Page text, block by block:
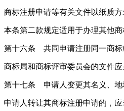
商标注册申请等有关文件以纸质
本条第二款规定适用于办理其他商
第十六条 共同申请注册同一商标
商标局和商标评审委员会的文件应
第十七条 申请人变更其名义、地
申请人转让其商标注册申请的，应